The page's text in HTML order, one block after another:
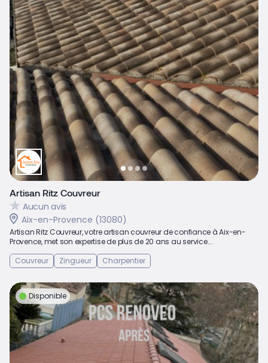
Artisan Ritz Couvreur
Aucun avis
Aix-en-Provence (13080)
Artisan Ritz Couvreur, votre artisan couvreur de confiance à Aix-en-
Provence, met son expertise de plus de 20 ans au service...
Couvreur
Zingueur Charpentier
Disponible